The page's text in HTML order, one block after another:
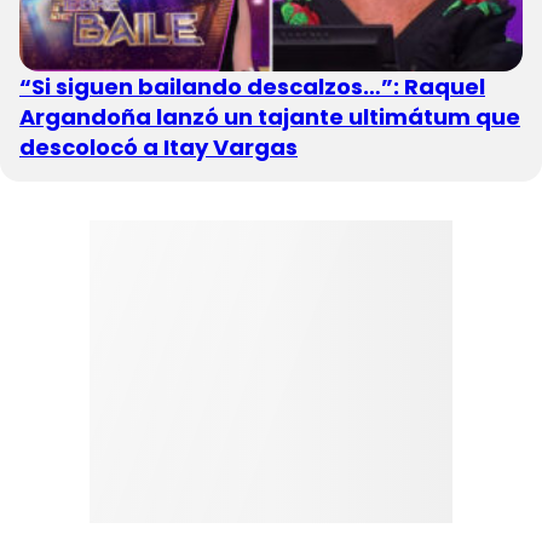
“Si siguen bailando descalzos…”: Raquel
Argandoña lanzó un tajante ultimátum que
descolocó a Itay Vargas